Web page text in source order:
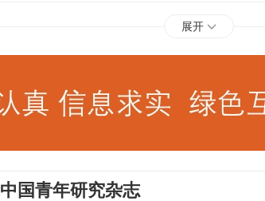
展开
中国青年研究杂志